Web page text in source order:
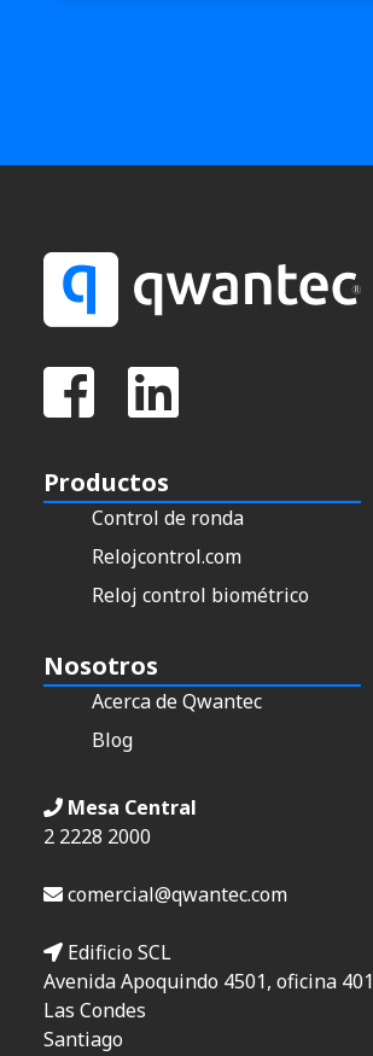
Productos
Control de ronda
Relojcontrol.com
Reloj control biométrico
Nosotros
Acerca de Qwantec
Blog
Mesa Central
2 2228 2000
comercial@qwantec.com
Edificio SCL
Avenida Apoquindo 4501, oficina 401
Las Condes
Santiago